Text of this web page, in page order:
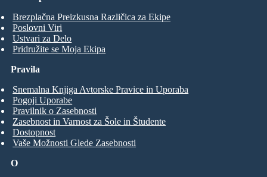
Brezplačna Preizkusna Različica za Ekipe
Poslovni Viri
Ustvari za Delo
Pridružite se Moja Ekipa
O
Pravila
Snemalna Knjiga Avtorske Pravice in Uporaba
Pogoji Uporabe
Pravilnik o Zasebnosti
Zasebnost in Varnost za Šole in Študente
Dostopnost
Vaše Možnosti Glede Zasebnosti